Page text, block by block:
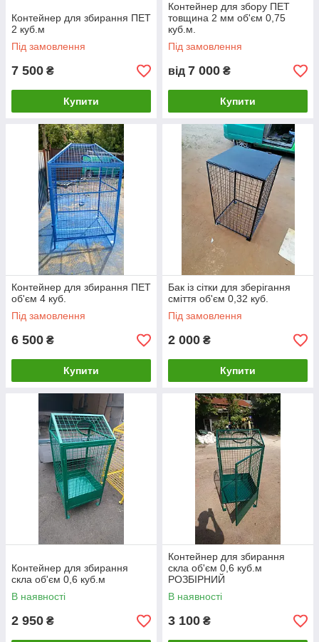
Контейнер для збирання ПЕТ
2 куб.м
Під замовлення
7 500 ₴
Купити
Контейнер для збору ПЕТ
товщина 2 мм об'єм 0,75
куб.м.
Під замовлення
від 7 000 ₴
Купити
Контейнер для збирання ПЕТ
об'єм 4 куб.
Під замовлення
6 500 ₴
Купити
Бак із сітки для зберігання
сміття об'єм 0,32 куб.
Під замовлення
2 000 ₴
Купити
Контейнер для збирання
скла об'єм 0,6 куб.м
В наявності
2 950 ₴
Контейнер для збирання
скла об'єм 0,6 куб.м
РОЗБІРНИЙ
В наявності
3 100 ₴